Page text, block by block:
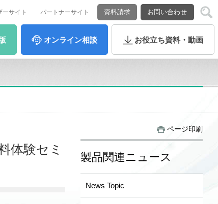
ーサイト パートナーサイト 資料請求 お問い合わせ
オンライン相談 お役立ち資料・動画
体験セミ
ページ印刷
製品関連ニュース
News Topic